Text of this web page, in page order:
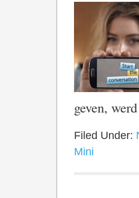
geven,
Filed Under:
Mini